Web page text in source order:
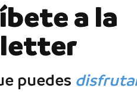
a la
puedes